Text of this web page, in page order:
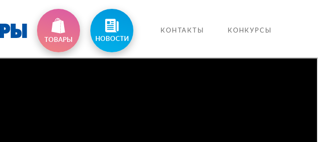
ТОВАРЫ НОВОСТИ
КОНТАКТЫ КОНКУРСЫ